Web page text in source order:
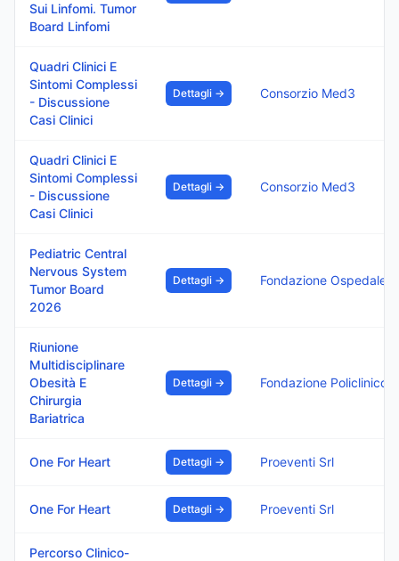
Sui Linfomi. Tumor
Board Linfomi
Quadri Clinici E
Sintomi Complessi
- Discussione
Casi Clinici
Dettagli → Consorzio Med3
Quadri Clinici E
Sintomi Complessi
- Discussione
Casi Clinici
Dettagli → Consorzio Med3
Pediatric Central
Nervous System
Tumor Board
2026
Dettagli →
Riunione
Multidisciplinare
Obesità E
Chirurgia
Bariatrica
Dettagli →
One For Heart Dettagli → Proeventi Srl
One For Heart Dettagli → Proeventi Srl
Percorso Clinico-